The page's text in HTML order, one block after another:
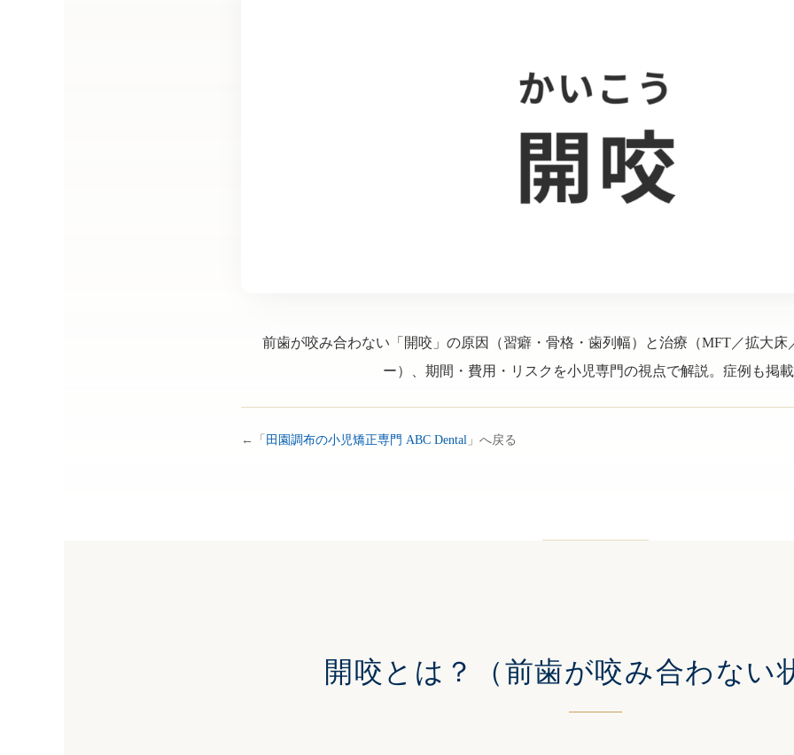
前歯が咬み合わない「開咬」の原因（習癖・骨格・歯列幅）と治療（MFT／拡大床
ー）、期間・費用・リスクを小児専門の視点で解説。症例も掲
←「 田園調布の小児矯正専門 ABC Dental 」へ戻る
開咬とは？ （前歯が咬み合わない